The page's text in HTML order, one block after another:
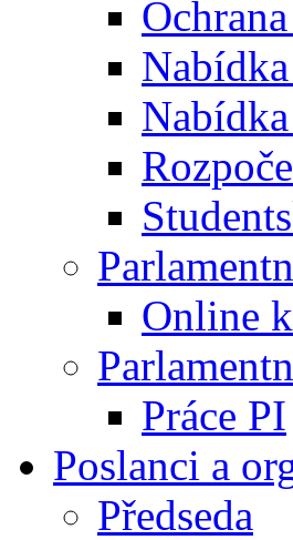
Online
Práce PI
Poslanci a
Předseda